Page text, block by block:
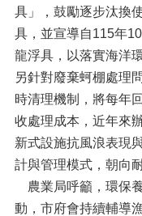
具」，鼓勵逐步汰換
具，並宣導自115年
龍浮具，以落實海洋
另針對廢棄蚵棚處理
時清理機制，將每年
收處理成本，近年來
新式設施抗風浪表現
計與管理模式，朝向
農業局呼籲，環保
動，市府會持續輔導